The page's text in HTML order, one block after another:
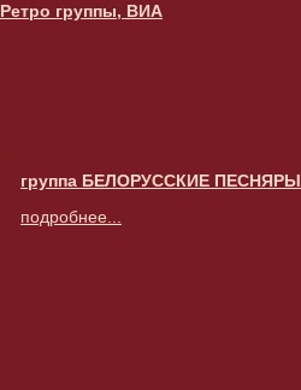
Ретро группы, ВИА
группа БЕЛОРУССКИЕ ПЕСНЯРЫ
подробнее...